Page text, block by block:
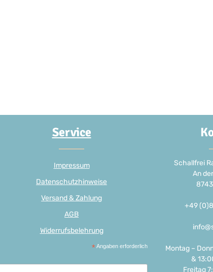
* Angaben erforderlich
Service
Impressum
Datenschutzhinweise
Versand & Zahlung
AGB
Widerrufsbelehrung
Schallfrei
An
+49
Montag –
&
Freitag